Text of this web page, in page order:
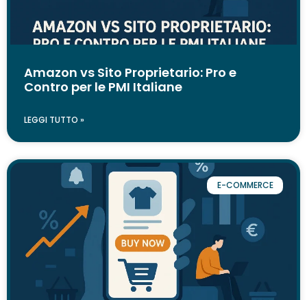
Amazon vs Sito Proprietario: Pro e
Contro per le PMI Italiane
LEGGI TUTTO »
E-COMMERCE